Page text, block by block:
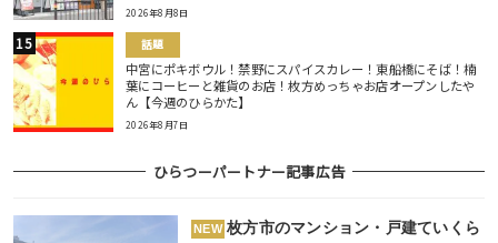
2026年8月8日
話題
中宮にポキボウル！禁野にスパイスカレー！東船橋にそば！楠
葉にコーヒーと雑貨のお店！枚方めっちゃお店オープンしたや
ん【今週のひらかた】
2026年8月7日
ひらつーパートナー記事広告
NEW 枚方市のマンション・戸建ていくら